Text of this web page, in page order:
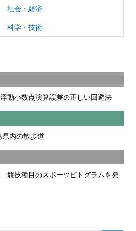
社会・経済
科学・技術
動小数点演算誤差の正しい回避法
内の散歩道
競技種目のスポーツピトグラムを発